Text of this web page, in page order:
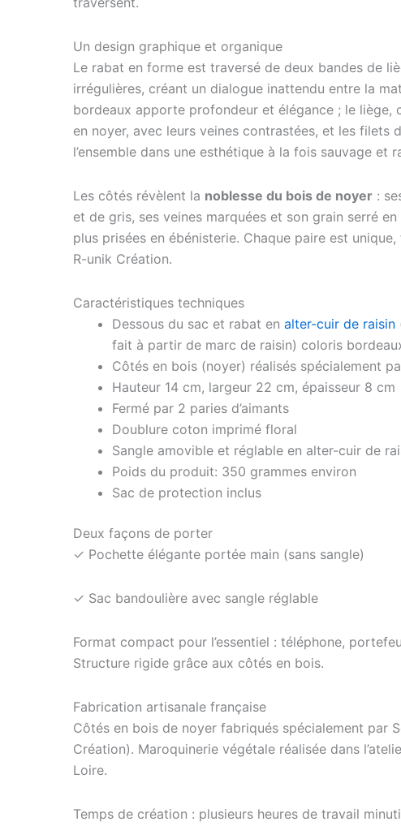
Un design graphique et organique
Le rabat en forme est traversé de deux bandes de
irrégulières, créant un dialogue inattendu entre la
bordeaux apporte profondeur et élégance ; le liège,
en noyer, avec leurs veines contrastées, et les filets
l’ensemble dans une esthétique à la fois sauvage et
Les côtés révèlent la noblesse du bois de noyer:
et de gris, ses veines marquées et son grain serré en
plus prisées en ébénisterie. Chaque paire est
R-unik Création.
Caractéristiques techniques
Dessous du sac et rabat en alter-cuir de raisin
fait à partir de marc de raisin) coloris
Côtés en bois (noyer) réalisés spécialement
Hauteur 14 cm, largeur 22 cm, épaisseur 8 cm
Fermé par 2 paries d’aimants
Doublure coton imprimé floral
Sangle amovible et réglable en alter-cuir de
Poids du produit: 350 grammes environ
Sac de protection inclus
Deux façons de porter
✓ Pochette élégante portée main (sans sangle)
✓ Sac bandoulière avec sangle réglable
Format compact pour l’essentiel : téléphone,
Structure rigide grâce aux côtés en bois.
Fabrication artisanale française
Côtés en bois de noyer fabriqués spécialement par
Création). Maroquinerie végétale réalisée dans
Loire.
Temps de création : plusieurs heures de travail